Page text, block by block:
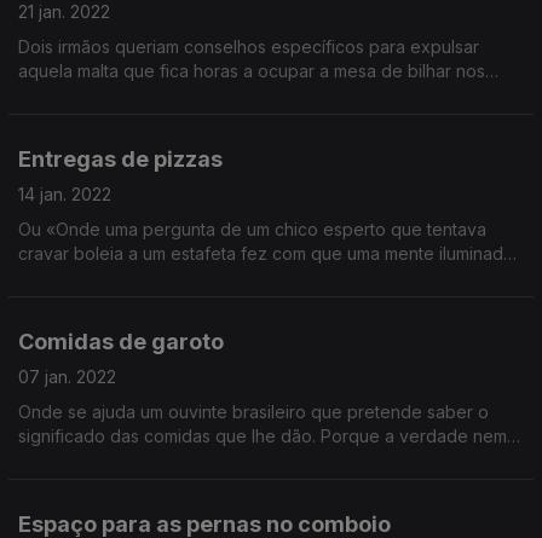
21 jan. 2022
Dois irmãos queriam conselhos específicos para expulsar
aquela malta que fica horas a ocupar a mesa de bilhar nos
Entregas de pizzas
14 jan. 2022
Ou «Onde uma pergunta de um chico esperto que tentava
cravar boleia a um estafeta fez com que uma mente iluminada
Comidas de garoto
07 jan. 2022
Onde se ajuda um ouvinte brasileiro que pretende saber o
significado das comidas que lhe dão. Porque a verdade nem
Espaço para as pernas no comboio